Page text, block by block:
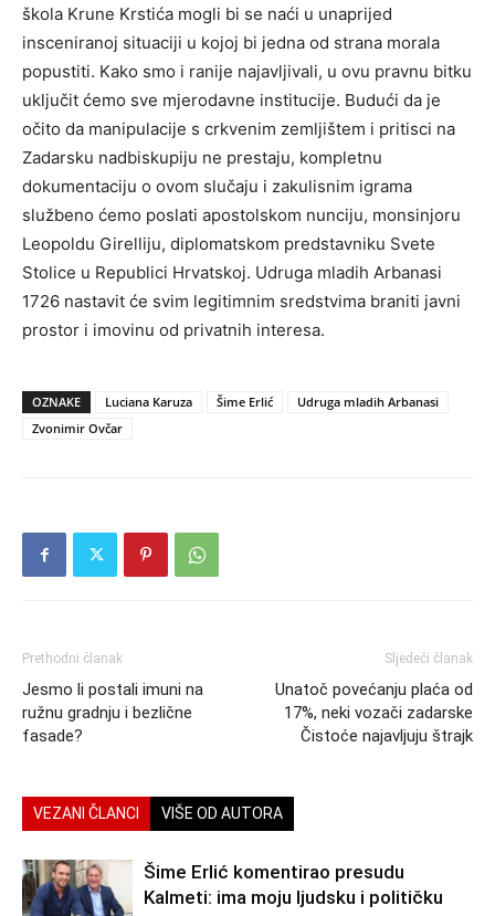
škola Krune Krstića mogli bi se naći u unaprijed
insceniranoj situaciji u kojoj bi jedna od strana morala
popustiti. Kako smo i ranije najavljivali, u ovu pravnu bitku
uključit ćemo sve mjerodavne institucije. Budući da je
očito da manipulacije s crkvenim zemljištem i pritisci na
Zadarsku nadbiskupiju ne prestaju, kompletnu
dokumentaciju o ovom slučaju i zakulisnim igrama
službeno ćemo poslati apostolskom nunciju, monsinjoru
Leopoldu Girelliju, diplomatskom predstavniku Svete
Stolice u Republici Hrvatskoj. Udruga mladih Arbanasi
1726 nastavit će svim legitimnim sredstvima braniti javni
prostor i imovinu od privatnih interesa.
OZNAKE Luciana Karuza Šime Erlić
Udruga mladih Arbanasi
Zvonimir Ovčar
Prethodni članak
Jesmo li postali imuni na
ružnu gradnju i bezlične
fasade?
Sljedeći članak
Unatoč povećanju plaća od
17%, neki vozači zadarske
Čistoće najavljuju štrajk
VEZANI ČLANCI VIŠE OD AUTORA
Šime Erlić komentirao presudu
Kalmeti: ima moju ljudsku i političku